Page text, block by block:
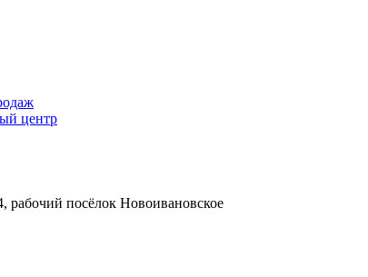
центр
рабочий посёлок Новоивановское